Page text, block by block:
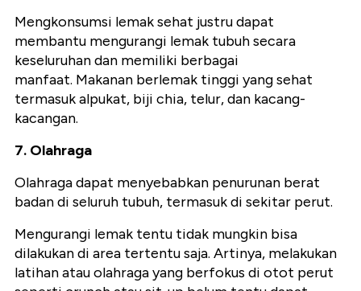
Mengkonsumsi lemak sehat justru dapat
membantu mengurangi lemak tubuh secara
keseluruhan dan memiliki berbagai
manfaat. Makanan berlemak tinggi yang sehat
termasuk alpukat, biji chia, telur, dan kacang-
kacangan.
7. Olahraga
Olahraga dapat menyebabkan penurunan berat
badan di seluruh tubuh, termasuk di sekitar perut.
Mengurangi lemak tentu tidak mungkin bisa
dilakukan di area tertentu saja. Artinya, melakukan
latihan atau olahraga yang berfokus di otot perut